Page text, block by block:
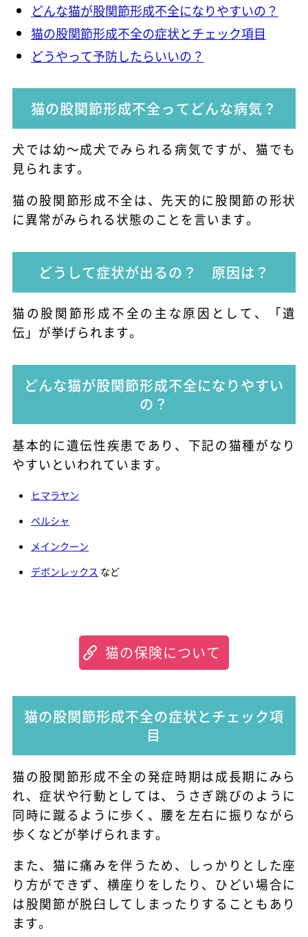
どんな猫が股関節形成不全になりやすいの？
猫の股関節形成不全の症状とチェック項目
どうやって予防したらいいの？
猫の股関節形成不全ってどんな病気？
犬では幼～成犬でみられる病気ですが、猫でも
見られます。
猫の股関節形成不全は、先天的に股関節の形状
に異常がみられる状態のことを言います。
どうして症状が出るの？ 原因は？
猫の股関節形成不全の主な原因として、「遺
伝」が挙げられます。
どんな猫が股関節形成不全になりやすい
の？
基本的に遺伝性疾患であり、下記の猫種がなり
やすいといわれています。
ヒマラヤン
ペルシャ
メインクーン
デボンレックス など
猫の保険について
猫の股関節形成不全の症状とチェック項
目
猫の股関節形成不全の発症時期は成長期にみら
れ、症状や行動としては、うさぎ跳びのように
同時に蹴るように歩く、腰を左右に振りながら
歩くなどが挙げられます。
また、猫に痛みを伴うため、しっかりとした座
り方ができず、横座りをしたり、ひどい場合に
は股関節が脱臼してしまったりすることもあり
ます。